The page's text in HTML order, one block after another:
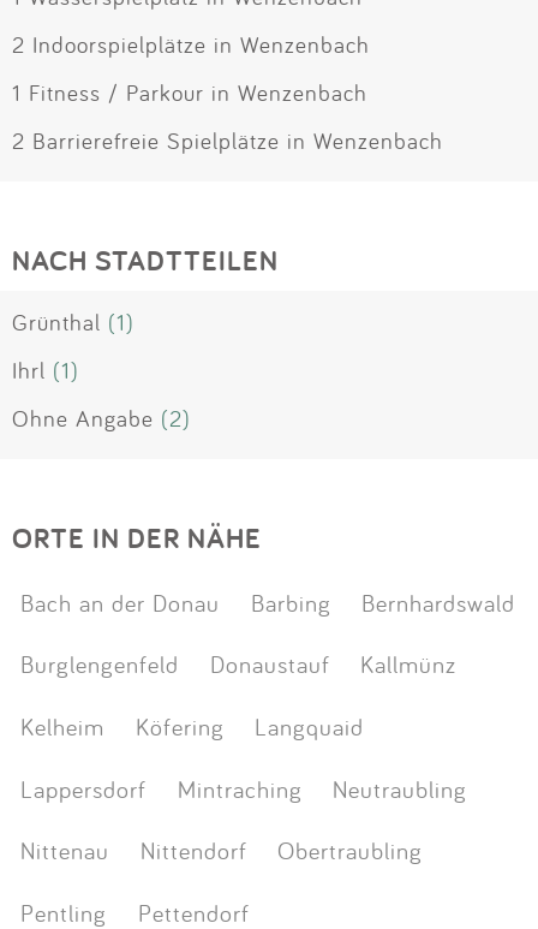
2 Indoorspielplätze in Wenzenbach
1 Fitness / Parkour in Wenzenbach
2 Barrierefreie Spielplätze in Wenzenbach
NACH STADTTEILEN
Grünthal (1)
Ihrl (1)
Ohne Angabe (2)
ORTE IN DER NÄHE
Bach an der Donau Barbing
Bernhardswald
Burglengenfeld
Donaustauf
Kallmünz
Kelheim
Köfering
Langquaid
Lappersdorf
Mintraching
Neutraubling
Nittenau
Nittendorf
Obertraubling
Pentling
Pettendorf